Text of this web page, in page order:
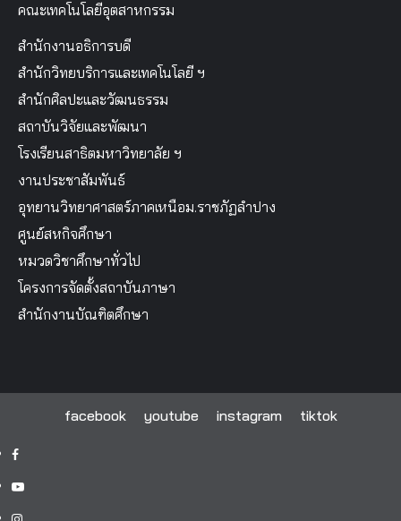
คณะเทคโนโลยีอุตสาหกรรม
สำนักงานอธิการบดี
สำนักวิทยบริการและเทคโนโลยี ฯ
สำนักศิลปะและวัฒนธรรม
สถาบันวิจัยและพัฒนา
โรงเรียนสาธิตมหาวิทยาลัย ฯ
งานประชาสัมพันธ์
อุทยานวิทยาศาสตร์ภาคเหนือม.ราชภัฏลำปาง
ศูนย์สหกิจศึกษา
หมวดวิชาศึกษาทั่วไป
โครงการจัดตั้งสถาบันภาษา
สำนักงานบัณฑิตศึกษา
facebook youtube instagram tiktok
facebook
youtube
instagram